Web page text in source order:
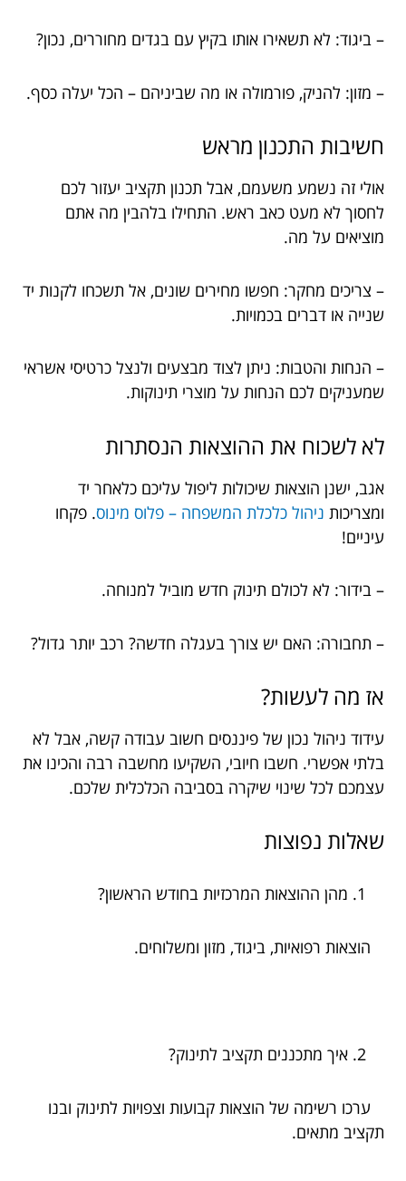
– ביגוד: לא תשאירו אותו בקיץ עם בגדים מחוררים, נכון?
– מזון: להניק, פורמולה או מה שביניהם – הכל יעלה כסף.
חשיבות התכנון מראש
אולי זה נשמע משעמם, אבל תכנון תקציב יעזור לכם
לחסוך לא מעט כאב ראש. התחילו בלהבין מה אתם
מוציאים על מה.
– צריכים מחקר: חפשו מחירים שונים, אל תשכחו לקנות יד
שנייה או דברים בכמויות.
– הנחות והטבות: ניתן לצוד מבצעים ולנצל כרטיסי אשראי
שמעניקים לכם הנחות על מוצרי תינוקות.
לא לשכוח את ההוצאות הנסתרות
אגב, ישנן הוצאות שיכולות ליפול עליכם כלאחר יד
ומצריכות ניהול כלכלת המשפחה – פלוס מינוס. פקחו
עיניים!
– בידור: לא לכולם תינוק חדש מוביל למנוחה.
– תחבורה: האם יש צורך בעגלה חדשה? רכב יותר גדול?
אז מה לעשות?
עידוד ניהול נכון של פיננסים חשוב עבודה קשה, אבל לא
בלתי אפשרי. חשבו חיובי, השקיעו מחשבה רבה והכינו את
עצמכם לכל שינוי שיקרה בסביבה הכלכלית שלכם.
שאלות נפוצות
מהן ההוצאות המרכזיות בחודש הראשון?
הוצאות רפואיות, ביגוד, מזון ומשלוחים.
איך מתכננים תקציב לתינוק?
ערכו רשימה של הוצאות קבועות וצפויות לתינוק ובנו
תקציב מתאים.